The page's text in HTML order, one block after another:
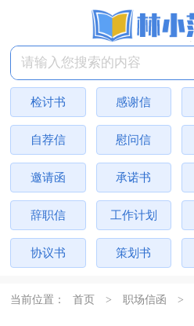
检讨书 感谢信
自荐信 慰问信
邀请函 承诺书
辞职信 工作计划
协议书 策划书
当前位置： 首页 > 职场信函 >